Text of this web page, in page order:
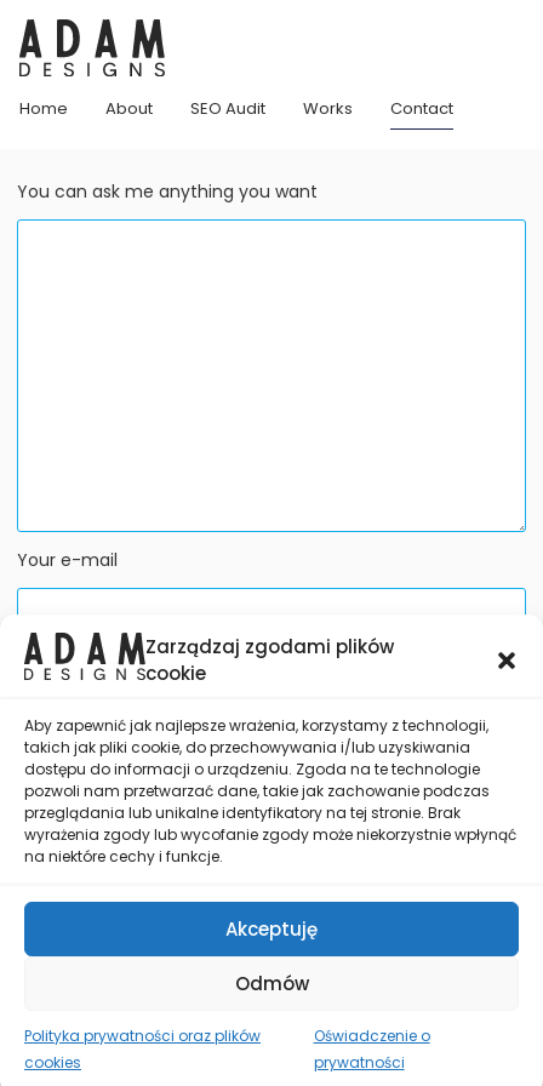
Zarządzaj zgodami plików
cookie
Aby zapewnić jak najlepsze wrażenia, korzystamy z technologii,
takich jak pliki cookie, do przechowywania i/lub uzyskiwania
dostępu do informacji o urządzeniu. Zgoda na te technologie
pozwoli nam przetwarzać dane, takie jak zachowanie podczas
przeglądania lub unikalne identyfikatory na tej stronie. Brak
wyrażenia zgody lub wycofanie zgody może niekorzystnie wpłynąć
na niektóre cechy i funkcje.
Akceptuję
Odmów
Polityka prywatności oraz plików
cookies
Oświadczenie o
prywatności
Home About SEO Audit Works Contact
You can ask me anything you want
Your e-mail
I consent to the processing of my personal data for
the purpose of responding to my inquiry. The
business under the name POTUS Adam Kowalski. Data is
processed in accordance with thePrivacy Policy.
🌍 Working Remotely
kontakt@adamdesigns.pl